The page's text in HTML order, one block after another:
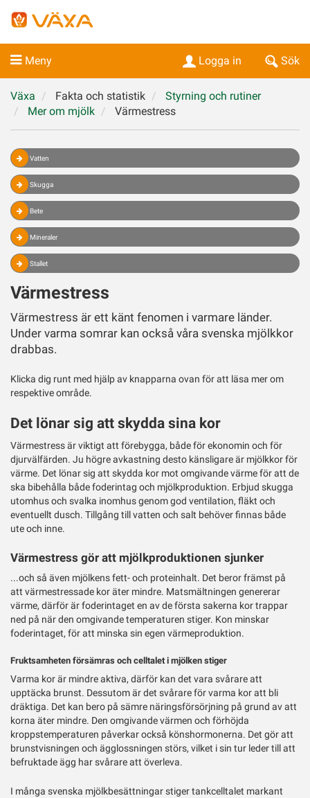
Meny Sök
Logga in
Växa Fakta och statistik
Styrning och rutiner
Mer om mjölk
Värmestress
Vatten
Skugga
Bete
Mineraler
Stallet
Värmestress
Värmestress är ett känt fenomen i varmare länder.
Under varma somrar kan också våra svenska mjölkkor
drabbas.
Klicka dig runt med hjälp av knapparna ovan för att läsa mer om
respektive område.
Det lönar sig att skydda sina kor
Värmestress är viktigt att förebygga, både för ekonomin och för
djurvälfärden. Ju högre avkastning desto känsligare är mjölkkor för
värme. Det lönar sig att skydda kor mot omgivande värme för att de
ska bibehålla både foderintag och mjölkproduktion. Erbjud skugga
utomhus och svalka inomhus genom god ventilation, fläkt och
eventuellt dusch. Tillgång till vatten och salt behöver finnas både
ute och inne.
Värmestress gör att mjölkproduktionen sjunker
...och så även mjölkens fett- och proteinhalt. Det beror främst på
att värmestressade kor äter mindre. Matsmältningen genererar
värme, därför är foderintaget en av de första sakerna kor trappar
ned på när den omgivande temperaturen stiger. Kon minskar
foderintaget, för att minska sin egen värmeproduktion.
Fruktsamheten försämras och celltalet i mjölken stiger
Varma kor är mindre aktiva, därför kan det vara svårare att
upptäcka brunst. Dessutom är det svårare för varma kor att bli
dräktiga. Det kan bero på sämre näringsförsörjning på grund av att
korna äter mindre. Den omgivande värmen och förhöjda
kroppstemperaturen påverkar också könshormonerna. Det gör att
brunstvisningen och ägglossningen störs, vilket i sin tur leder till att
befruktade ägg har svårare att överleva.
I många svenska mjölkbesättningar stiger tankcelltalet markant